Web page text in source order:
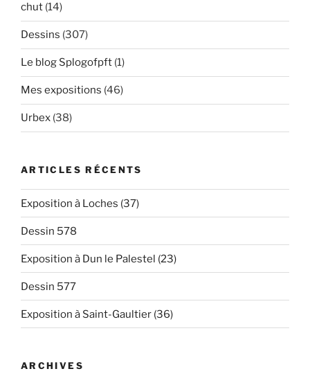
chut (14)
Dessins (307)
Le blog Splogofpft (1)
Mes expositions (46)
Urbex (38)
ARTICLES RÉCENTS
Exposition à Loches (37)
Dessin 578
Exposition à Dun le Palestel (23)
Dessin 577
Exposition à Saint-Gaultier (36)
ARCHIVES